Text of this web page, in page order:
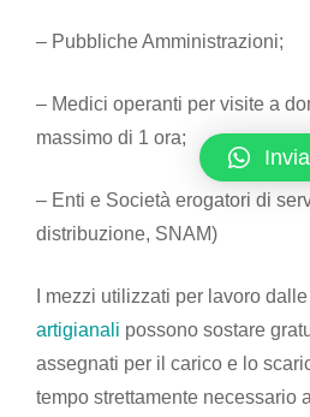
– Pubbliche Amministrazioni;
– Medici operanti per visite a
massimo di 1 ora;
– Enti e Società erogatori di
distribuzione, SNAM)
I mezzi utilizzati per lavoro dalle
artigianali possono sostare
assegnati per il carico e lo
tempo strettamente necessario